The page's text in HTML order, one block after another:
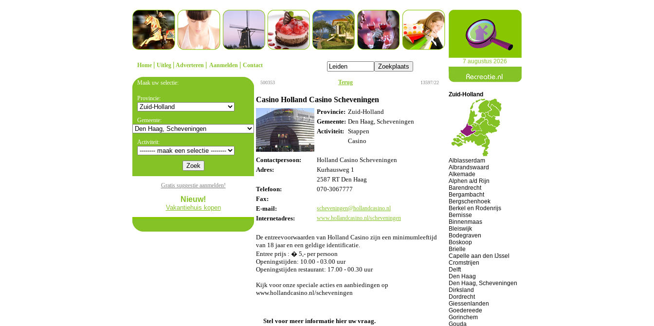
Home | Uitleg | Adverteren | Aanmelden | Contact
7 augustus 2026
Maak uw selectie:
Provincie:
Gemeente:
Activiteit:
Gratis suggestie aanmelden!
Nieuw!
Vakantiehuis kopen
500353 Terug 13597/22
Casino Holland Casino Scheveningen
Provincie: Zuid-Holland
Gemeente: Den Haag, Scheveningen
Activiteit: Stappen
Casino
Contactpersoon:
Holland Casino Scheveningen
Adres:
Kurhausweg 1
2587 RT Den Haag
Telefoon:
070-3067777
Fax:
E-mail:
scheveningen@hollandcasino.nl
Internetadres: www.hollandcasino.nl/scheveningen
De entreevoorwaarden van Holland Casino zijn een minimumleeftijd
van 18 jaar en een geldige identificatie.
Entree prijs : � 5,- per persoon
Openingstijden: 10.00 - 03.00 uur
Openingstijden restaurant: 17.00 - 00.30 uur
Kijk voor onze speciale acties en aanbiedingen op
www.hollandcasino.nl/scheveningen
Stel voor meer informatie hier uw vraag.
Zuid-Holland
Alblasserdam
Albrandswaard
Alkemade
Alphen a/d Rijn
Barendrecht
Bergambacht
Bergschenhoek
Berkel en Rodenrijs
Bernisse
Binnenmaas
Bleiswijk
Bodegraven
Boskoop
Brielle
Capelle aan den IJssel
Cromstrijen
Delft
Den Haag
Den Haag, Scheveningen
Dirksland
Dordrecht
Giessenlanden
Goedereede
Gorinchem
Gouda